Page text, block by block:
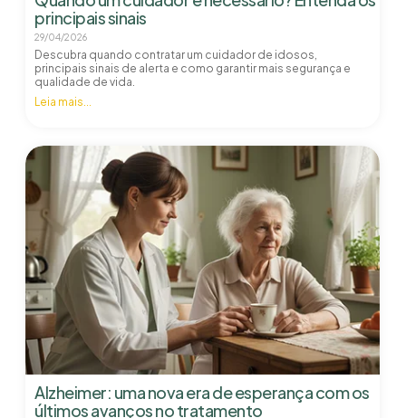
principais sinais
29/04/2026
Descubra quando contratar um cuidador de idosos,
principais sinais de alerta e como garantir mais segurança e
qualidade de vida.
Leia mais...
Alzheimer: uma nova era de esperança com os
últimos avanços no tratamento